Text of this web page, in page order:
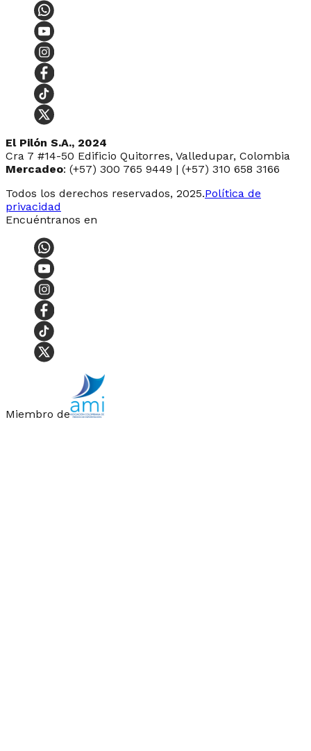
El Pilón S.A., 2024
Cra 7 #14-50 Edificio Quitorres, Valledupar, Colombia
Mercadeo: (+57) 300 765 9449 | (+57) 310 658 3166
Todos los derechos reservados, 2025.Política de
privacidad
Encuéntranos en
Miembro de